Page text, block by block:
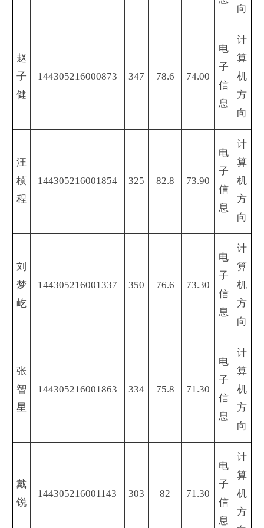
向
赵
子
健
144305216000873 347 78.6 74.00
电
子
信
息
计
算
机
方
向
汪
桢
程
144305216001854 325 82.8 73.90
电
子
信
息
计
算
机
方
向
刘
梦
屹
144305216001337 350 76.6 73.30
电
子
信
息
计
算
机
方
向
张
智
星
144305216001863 334 75.8 71.30
电
子
信
息
计
算
机
方
向
戴
锐
144305216001143 303 82 71.30
电
子
信
息
计
算
机
方